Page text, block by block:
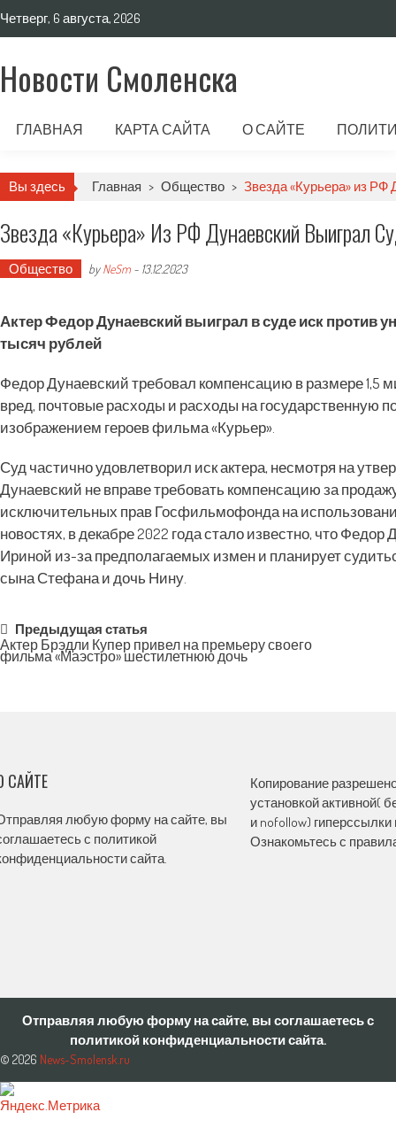
Четверг, 6 августа, 2026
Новости Смоленска
ГЛАВНАЯ КАРТА САЙТА О САЙТЕ
Вы здесь Главная > Общество > Звезда «Курьера» из РФ
Звезда «Курьера» Из РФ Дунаевский Выиграл
Общество byNeSm - 13.12.2023
Актер Федор Дунаевский выиграл в суде иск против
тысяч рублей
Федор Дунаевский требовал компенсацию в размере
вред, почтовые расходы и расходы на государственную
изображением героев фильма «Курьер».
Суд частично удовлетворил иск актера, несмотря на
Дунаевский не вправе требовать компенсацию за
исключительных прав Госфильмофонда на
новостях, в декабре 2022 года стало известно, что
Ириной из-за предполагаемых измен и планирует
сына Стефана и дочь Нину.
Post
navigation
Предыдущая статья
Актер Брэдли Купер привел на премьеру своего
фильма «Маэстро» шестилетнюю дочь
САЙТЕ
любую форму на сайте, вы
с политикой
сайта.
Копирование
установкой активной(
и nofollow) гиперссылки
Ознакомьтесь с
Отправляя любую форму на сайте, вы соглашаетесь с
политикой конфиденциальности сайта.
© 2026 News-Smolensk.ru